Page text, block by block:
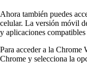
Ahora también puedes
celular. La versión móvil
y aplicaciones
Para acceder a la Chrome
Chrome y selecciona la